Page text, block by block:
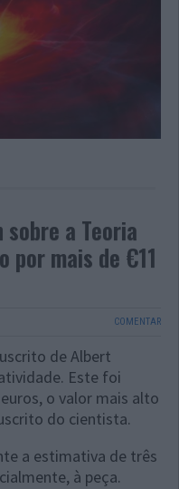
a Teoria
por mais de €11
COMENTAR
de Albert
Este foi
o valor mais alto
do cientista.
a estimativa de três
à peça.